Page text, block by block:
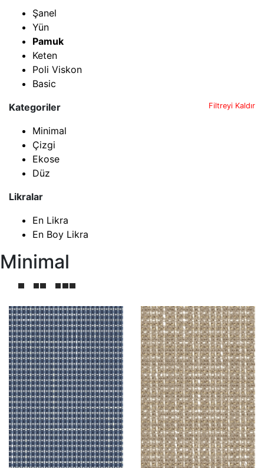
Şanel
Yün
Pamuk
Keten
Poli Viskon
Basic
Kategoriler
Filtreyi Kaldır
Minimal
Çizgi
Ekose
Düz
Likralar
En Likra
En Boy Likra
Minimal